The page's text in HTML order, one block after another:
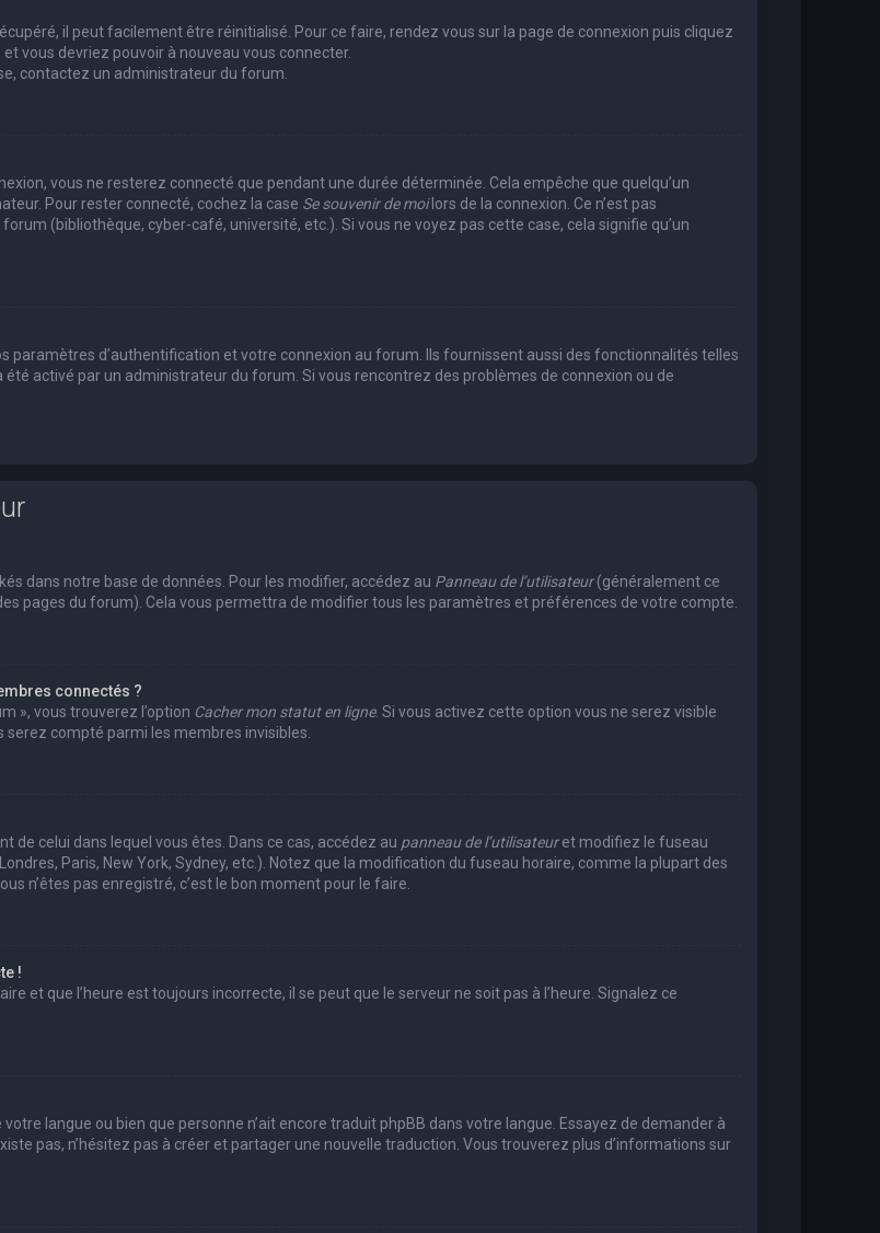
il peut facilement être réinitialisé. Pour ce faire, rendez vous sur la page de connexion puis cliquez
vous devriez pouvoir à nouveau vous connecter.
contactez un administrateur du forum.
vous ne resterez connecté que pendant une durée déterminée. Cela empêche que quelqu’un
Pour rester connecté, cochez la case Se souvenir de moilors de la connexion. Ce n’est pas
(bibliothèque, cyber-café, université, etc.). Si vous ne voyez pas cette case, cela signifie qu’un
paramètres d’authentification et votre connexion au forum. Ils fournissent aussi des fonctionnalités telles
activé par un administrateur du forum. Si vous rencontrez des problèmes de connexion ou de
dans notre base de données. Pour les modifier, accédez au Panneau de l’utilisateur(généralement ce
pages du forum). Cela vous permettra de modifier tous les paramètres et préférences de votre compte.
connectés ?
», vous trouverez l’option Cacher mon statut en ligne. Si vous activez cette option vous ne serez visible
compté parmi les membres invisibles.
de celui dans lequel vous êtes. Dans ce cas, accédez au panneau de l’utilisateuret modifiez le fuseau
Paris, New York, Sydney, etc.). Notez que la modification du fuseau horaire, comme la plupart des
n’êtes pas enregistré, c’est le bon moment pour le faire.
!
et que l’heure est toujours incorrecte, il se peut que le serveur ne soit pas à l’heure. Signalez ce
langue ou bien que personne n’ait encore traduit phpBB dans votre langue. Essayez de demander à
pas, n’hésitez pas à créer et partager une nouvelle traduction. Vous trouverez plus d’informations sur